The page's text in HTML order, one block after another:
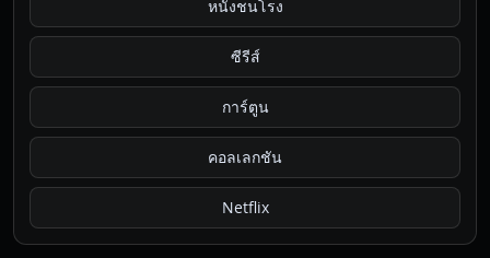
หนังชนโรง
ซีรีส์
การ์ตูน
คอลเลกชัน
Netflix